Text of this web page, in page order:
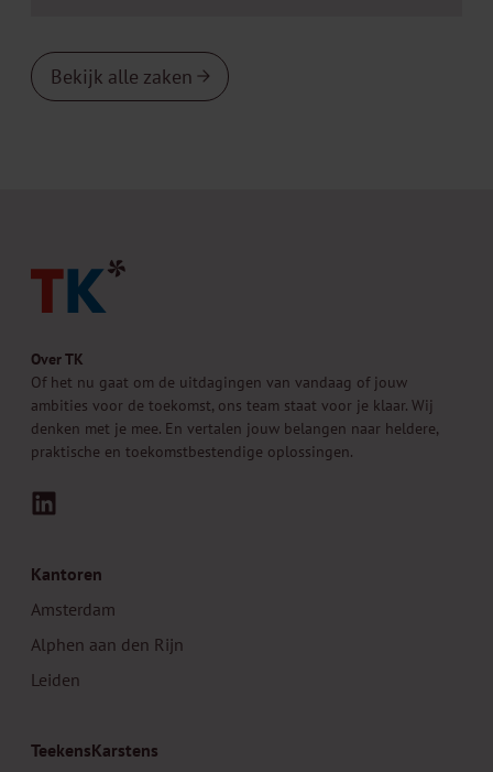
Bekijk alle zaken
Over TK
Of het nu gaat om de uitdagingen van vandaag of jouw
ambities voor de toekomst, ons team staat voor je klaar. Wij
denken met je mee. En vertalen jouw belangen naar heldere,
praktische en toekomstbestendige oplossingen.
Kantoren
Amsterdam
Alphen aan den Rijn
Leiden
TeekensKarstens